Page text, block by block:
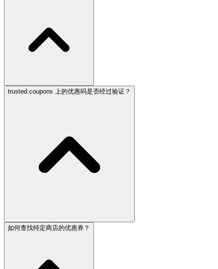
trusted.coupons 上的优惠码是否经过验证？
如何查找特定商店的优惠券？